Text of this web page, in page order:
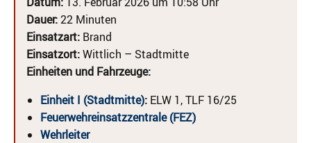
Dauer:22 Minuten
Einsatzart: Brand
Einsatzort:Wittlich – Stadtmitte
Einheiten und Fahrzeuge:
Einheit I (Stadtmitte): ELW 1, TLF 16/25
Feuerwehreinsatzzentrale (FEZ)
Wehrleiter